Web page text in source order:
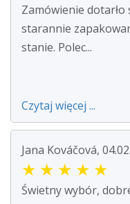
Zamówienie dotarło
starannie
stanie. Polec...
Czytaj więcej ...
Jana Kováčová,
★ ★ ★ ★ ★
Świetny wybór,